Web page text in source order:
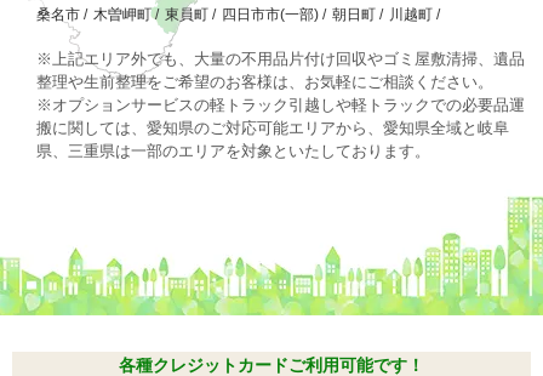
桑名市 / 木曽岬町/ 東員町 / 四日市市(一部) / 朝日町 / 川越町 /
※上記エリア外でも、大量の不用品片付け回収やゴミ屋敷清掃、遺品
整理や生前整理をご希望のお客様は、お気軽にご相談ください。
※オプションサービスの軽トラック引越しや軽トラックでの必要品運
搬に関しては、愛知県のご対応可能エリアから、愛知県全域と岐阜
県、三重県は一部のエリアを対象といたしております。
各種クレジットカードご利用可能です！